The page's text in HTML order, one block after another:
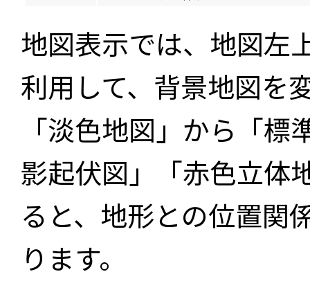
地図表示では、地図左
利用して、背景地図を
「淡色地図」から「
影起伏図」「赤色立体
ると、地形との位置関
ります。